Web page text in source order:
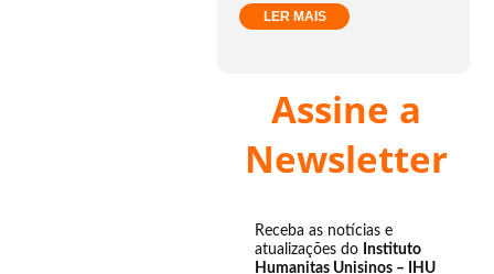
LER MAIS
Assine a
Newsletter
Receba as notícias e
atualizações do Instituto
Humanitas Unisinos – IHU